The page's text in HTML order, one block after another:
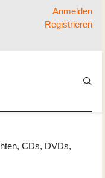
Anmelden
Registrieren
CDs, DVDs,